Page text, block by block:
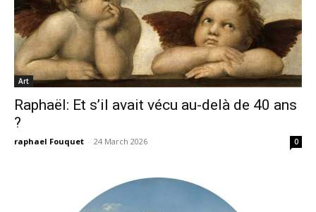
Art
Raphaël: Et s’il avait vécu au-delà de 40 ans
?
raphael Fouquet - 24 March 2026 0